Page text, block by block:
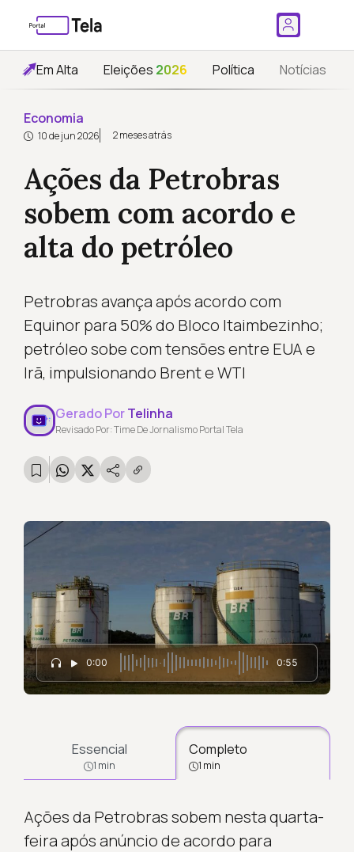
Em Alta Eleições 2026 Política Notícias
Economia
10 de jun 2026 2 meses atrás
Ações da Petrobras
sobem com acordo e
alta do petróleo
Petrobras avança após acordo com
Equinor para 50% do Bloco Itaimbezinho;
petróleo sobe com tensões entre EUA e
Irã, impulsionando Brent e WTI
Gerado PorTelinha
Revisado Por: Time De Jornalismo Portal Tela
0:00 0:55
Essencial
1 min
Completo
1 min
Ações da Petrobras sobem nesta quarta-
feira após anúncio de acordo para